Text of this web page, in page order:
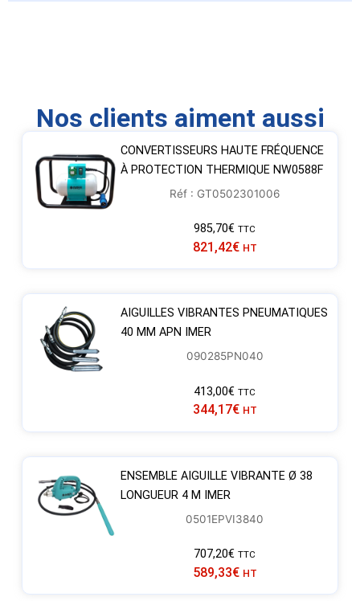
Nos clients aiment aussi
CONVERTISSEURS HAUTE FRÉQUENCE
À PROTECTION THERMIQUE NW0588F
Réf : GT0502301006
985,70€ TTC
821,42€ HT
AIGUILLES VIBRANTES PNEUMATIQUES
40 MM APN IMER
090285PN040
413,00€ TTC
344,17€ HT
ENSEMBLE AIGUILLE VIBRANTE Ø 38
LONGUEUR 4 M IMER
0501EPVI3840
707,20€ TTC
589,33€ HT